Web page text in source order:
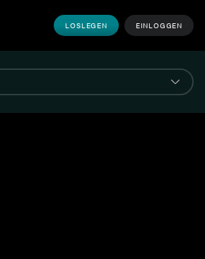
LOSLEGEN EINLOGGEN